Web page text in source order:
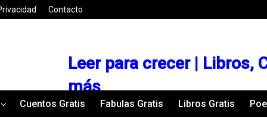
Contacto
Leer para crecer | Libros,
más
Cuentos Gratis Fabulas Gratis Libros Gratis